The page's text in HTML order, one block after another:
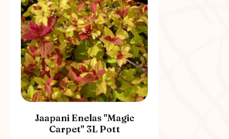
Jaapani Enelas "Magic
Carpet" 3L Pott